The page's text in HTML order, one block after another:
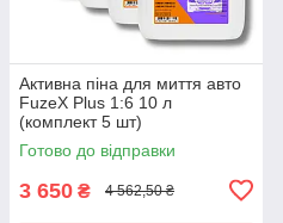
Активна піна для миття авто
FuzeX Plus 1:6 10 л
(комплект 5 шт)
Готово до відправки
3 650 ₴ 4 562,50 ₴